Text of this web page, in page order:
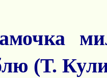
(Т.